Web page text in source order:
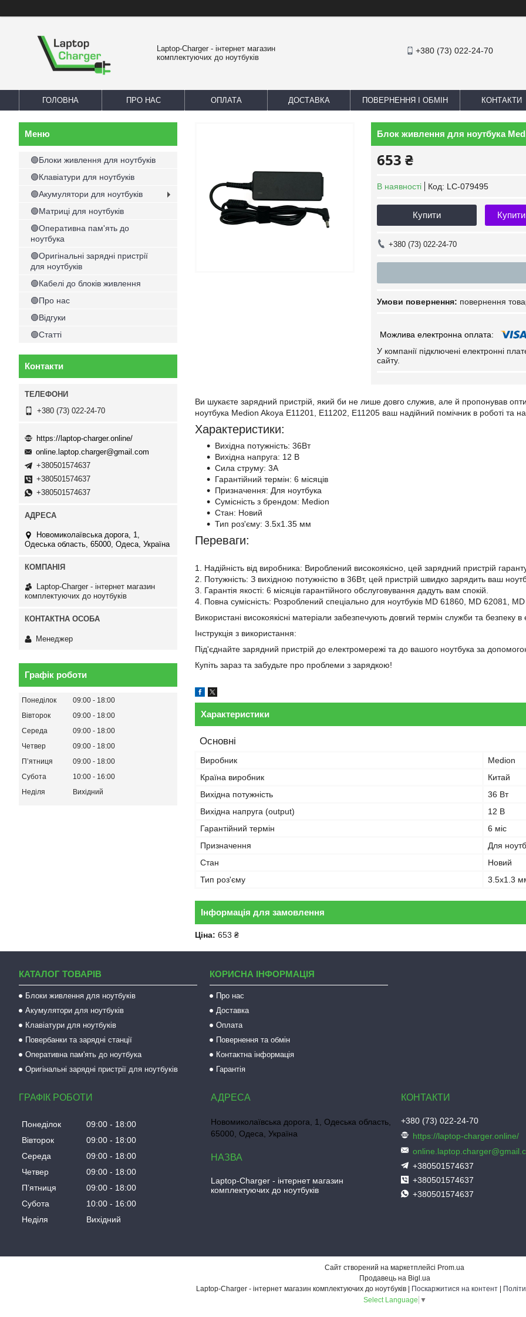
Laptop-Charger - інтернет магазин
комплектуючих до ноутбуків
+380 (73) 022-24-70
ГОЛОВНА ПРО НАС ОПЛАТА ДОСТАВКА ПОВЕРНЕННЯ І ОБМІН КОНТАКТИ
Блок живлення для ноутбука
653 ₴
В наявності Код: LC-079495
Купити
+380 (73) 022-24-70
повернення
У компанії підключені електронні
сайту.
Ви шукаєте зарядний пристрій, який би не лише довго служив, але й пропонував
ноутбука Medion Akoya E11201, E11202, E11205 ваш надійний помічник в роботі та
Характеристики:
Вихідна потужність: 36Вт
Вихідна напруга: 12 В
Сила струму: 3А
Гарантійний термін: 6 місяців
Призначення: Для ноутбука
Сумісність з брендом: Medion
Стан: Новий
Тип роз'єму: 3.5x1.35 мм
Переваги:
1. Надійність від виробника: Вироблений високоякісно, цей зарядний пристрій
2. Потужність: З вихідною потужністю в 36Вт, цей пристрій швидко зарядить ваш
3. Гарантія якості: 6 місяців гарантійного обслуговування дадуть вам спокій.
4. Повна сумісність: Розроблений спеціально для ноутбуків MD 61860, MD 62081,
Використані високоякісні матеріали забезпечують довгий термін служби та безпеку в
Інструкція з використання:
Під'єднайте зарядний пристрій до електромережі та до вашого ноутбука за
Купіть зараз та забудьте про проблеми з зарядкою!
Характеристики
Основні
Виробник
Medion
Країна виробник
Китай
Вихідна потужність
36 Вт
Вихідна напруга (output)
12 В
Гарантійний термін
6 міс
Призначення
Для
Стан
Новий
Тип роз'єму
3.5х1.3
Інформація для замовлення
Ціна: 653 ₴
🟢Блоки живлення для ноутбуків
🟢Клавіатури для ноутбуків
🟢Акумулятори для ноутбуків
🟢Матриці для ноутбуків
🟢Оперативна пам'ять до
ноутбука
🟢Оригінальні зарядні пристрії
для ноутбуків
🟢Кабелі до блоків живлення
🟢Про нас
🟢Відгуки
🟢Статті
Контакти
+380 (73) 022-24-70
https://laptop-charger.online/
online.laptop.charger@gmail.com
+380501574637
+380501574637
+380501574637
Новомиколаївська дорога, 1,
Одеська область, 65000, Одеса, Україна
Laptop-Charger - інтернет магазин
комплектуючих до ноутбуків
Менеджер
Графік роботи
Понеділок 09:00
18:00
Вівторок
09:00
18:00
Середа
09:00
18:00
Четвер
09:00
18:00
Пʼятниця
09:00
18:00
Субота
10:00
16:00
Неділя
Вихідний
КАТАЛОГ ТОВАРІВ
Блоки живлення для ноутбуків
Акумулятори для ноутбуків
Клавіатури для ноутбуків
Повербанки та зарядні станції
Оперативна пам'ять до ноутбука
Оригінальні зарядні пристрії для ноутбуків
КОРИСНА ІНФОРМАЦІЯ
Про нас
Доставка
Оплата
Повернення та обмін
Контактна інформація
Гарантія
ГРАФІК РОБОТИ
Понеділок 09:00
18:00
Вівторок
09:00
18:00
Середа
09:00
18:00
Четвер
09:00
18:00
Пʼятниця
09:00
18:00
Субота
10:00
16:00
Неділя
Вихідний
Новомиколаївська дорога, 1, Одеська область,
65000, Одеса, Україна
Laptop-Charger - інтернет магазин
комплектуючих до ноутбуків
+380 (73) 022-24-70
https://laptop-charger.online/
+380501574637
+380501574637
+380501574637
Сайт створений на маркетплейсі Prom.ua
Продавець на Bigl.ua
Поскаржитися на контент
Select Language ▼